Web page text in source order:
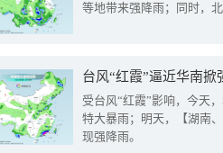
等地带来强降雨；同时，
台风“红霞”逼近华南
受台风“红霞”影响，今天
特大暴雨；明天，【湖南
现强降雨。